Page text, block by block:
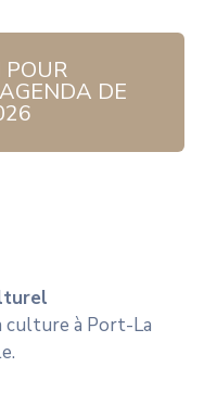
POUR
DE
culture à Port-La